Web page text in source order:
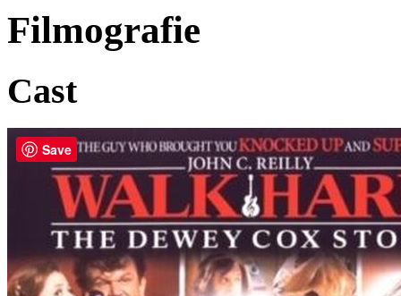
Filmografie
Cast
Save